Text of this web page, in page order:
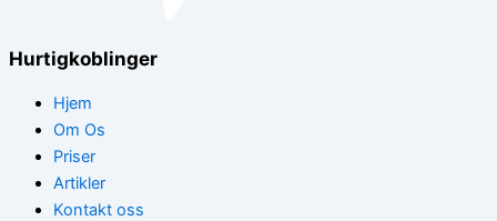
Hurtigkoblinger
Hjem
Om Os
Priser
Artikler
Kontakt oss